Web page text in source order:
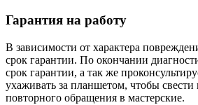
Гарантия на работу
В зависимости от характера
срок гарантии. По окончании
срок гарантии, а так же
ухаживать за планшетом, чтобы
повторного обращения в мастерские.